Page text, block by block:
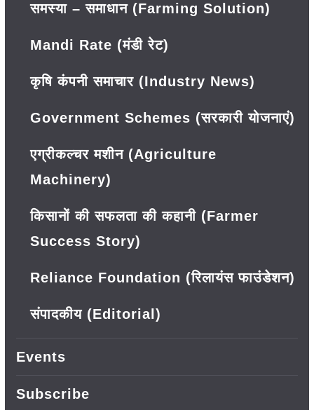
समस्या – समाधान (Farming Solution)
Mandi Rate (मंडी रेट)
कृषि कंपनी समाचार (Industry News)
Government Schemes (सरकारी योजनाएं)
एग्रीकल्चर मशीन (Agriculture
Machinery)
किसानों की सफलता की कहानी (Farmer
Success Story)
Reliance Foundation (रिलायंस फाउंडेशन)
संपादकीय (Editorial)
Events
Subscribe